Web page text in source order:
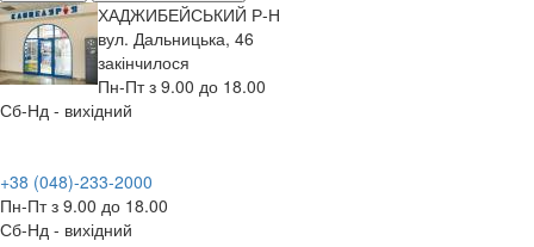
ХАДЖИБЕЙСЬКИЙ Р-Н
вул. Дальницька, 46
закінчилося
Пн-Пт з 9.00 до 18.00
Сб-Нд - вихідний
+38 (048)-233-2000
Пн-Пт з 9.00 до 18.00
Сб-Нд - вихідний